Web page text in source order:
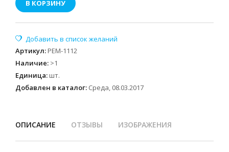
В КОРЗИНУ
Артикул: РЕМ-1112
Наличие: >1
Единица: шт.
Добавлен в каталог: Среда, 08.03.2017
ОПИСАНИЕ ОТЗЫВЫ ИЗОБРАЖЕНИЯ